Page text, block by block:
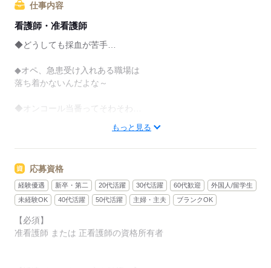
仕事内容
看護師・准看護師
◆どうしても採血が苦手…
◆オペ、急患受け入れある職場は
落ち着かないんだよな～
◆オンコール当番ってそわそわ…
そんな看護師さんならではのお仕事の悩み。。
専門スタッフが「苦手」「得意」
（正直にお伝えいただいてOK！）
マッチングする職場を
複数ピックアップしてご紹介◎
派遣がはじめての看護師さんへ
もっと見る
応募資格
経験優遇 新卒・第二 20代活躍 30代活躍 60代歓迎
外国人/留学生
未経験OK
40代活躍 50代活躍 主婦・主夫 ブランクOK
【必須】
准看護師 または 正看護師の資格所有者